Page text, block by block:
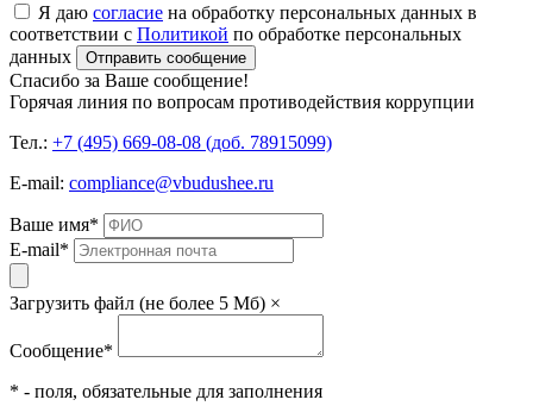
Я даю согласие на обработку персональных данных в
соответствии с Политикой по обработке персональных
данных
Отправить сообщение
Спасибо за Ваше сообщение!
Горячая линия по вопросам противодействия коррупции
Тел.: +7 (495) 669-08-08 (доб. 78915099)
E-mail: compliance@vbudushee.ru
Ваше имя*
E-mail*
Загрузить файл (не более 5 Мб) ×
Сообщение*
* - поля, обязательные для заполнения